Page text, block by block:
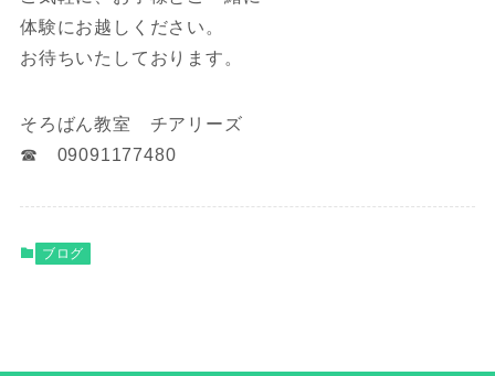
体験にお越しください。
お待ちいたしております。
そろばん教室 チアリーズ
☎ 09091177480
ブログ